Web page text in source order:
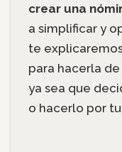
crear una
a simplificar y
te
para hacerla
ya sea que
o hacerlo por